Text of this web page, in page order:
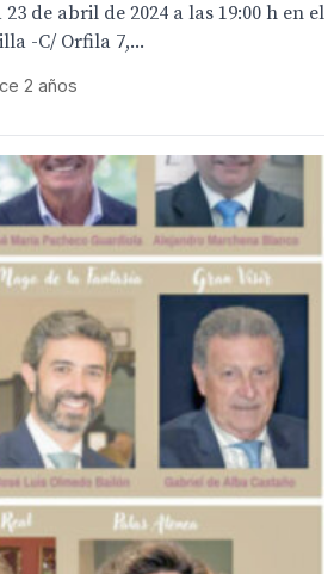
de abril de 2024 a las 19:00 h en el
-C/ Orfila 7,...
2 años